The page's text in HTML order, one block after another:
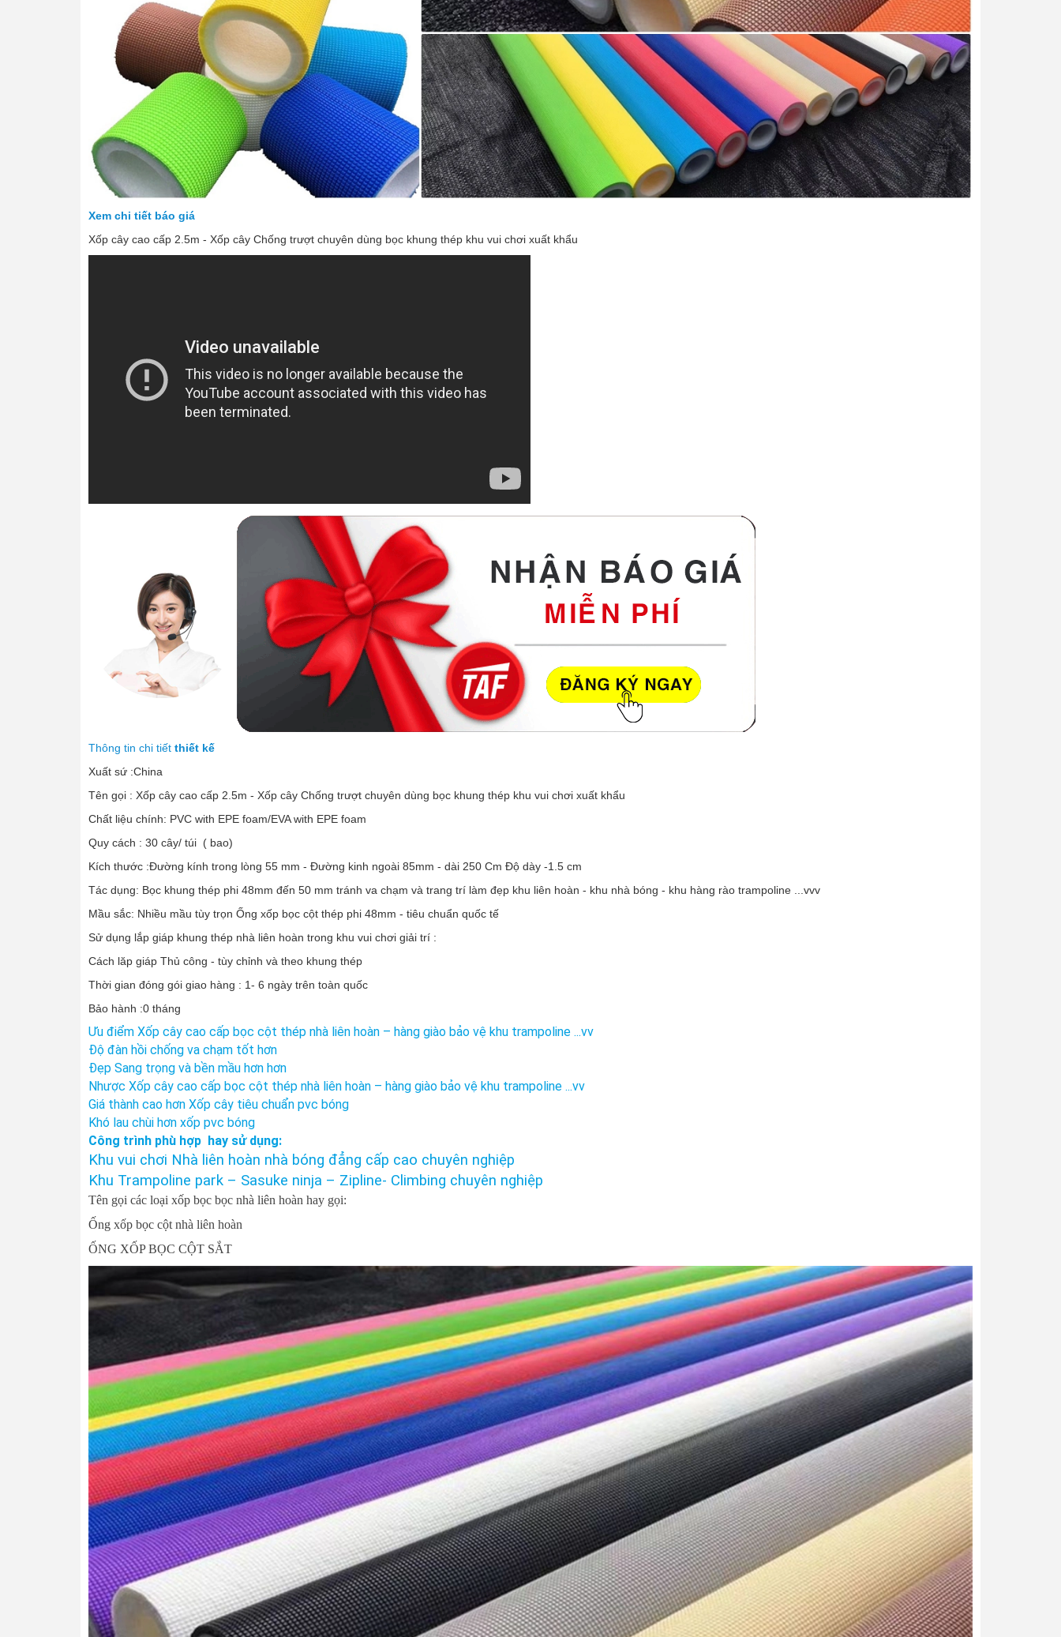
Xem chi tiết báo giá
Xốp cây cao cấp 2.5m - Xốp cây Chống trượt chuyên dùng bọc khung thép khu vui chơi xuất khẩu
Thông tin chi tiết thiết kế
Xuất sứ :China
Tên gọi : Xốp cây cao cấp 2.5m - Xốp cây Chống trượt chuyên dùng bọc khung thép khu vui chơi xuất khẩu
Chất liệu chính: PVC with EPE foam/EVA with EPE foam
Quy cách : 30 cây/ túi ( bao)
Kích thước :Đường kính trong lòng 55 mm - Đường kinh ngoài 85mm - dài 250 Cm Độ dày -1.5 cm
Tác dụng: Bọc khung thép phi 48mm đến 50 mm tránh va chạm và trang trí làm đẹp khu liên hoàn - khu nhà bóng - khu hàng rào trampoline ...vvv
Mầu sắc: Nhiều mầu tùy trọn Ống xốp bọc cột thép phi 48mm - tiêu chuẩn quốc tế
Sử dụng lắp giáp khung thép nhà liên hoàn trong khu vui chơi giải trí :
Cách lăp giáp Thủ công - tùy chỉnh và theo khung thép
Thời gian đóng gói giao hàng : 1- 6 ngày trên toàn quốc
Bảo hành :0 tháng
Ưu điểm Xốp cây cao cấp bọc cột thép nhà liên hoàn – hàng giào bảo vệ khu trampoline ...vv
Độ đàn hồi chống va chạm tốt hơn
Đẹp Sang trọng và bền mầu hơn hơn
Nhược Xốp cây cao cấp bọc cột thép nhà liên hoàn – hàng giào bảo vệ khu trampoline ...vv
Giá thành cao hơn Xốp cây tiêu chuẩn pvc bóng
Khó lau chùi hơn xốp pvc bóng
Công trình phù hợp hay sử dụng:
Khu vui chơi Nhà liên hoàn nhà bóng đẳng cấp cao chuyên nghiệp
Khu Trampoline park – Sasuke ninja – Zipline- Climbing chuyên nghiệp
Tên gọi các loại xốp bọc bọc nhà liên hoàn hay gọi:
Ống xốp bọc cột nhà liên hoàn
ỐNG XỐP BỌC CỘT SẮT